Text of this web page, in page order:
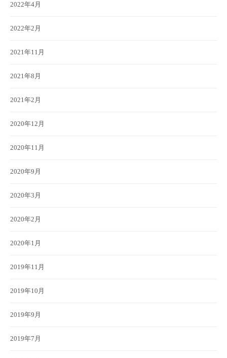
2022年4月
2022年2月
2021年11月
2021年8月
2021年2月
2020年12月
2020年11月
2020年9月
2020年3月
2020年2月
2020年1月
2019年11月
2019年10月
2019年9月
2019年7月